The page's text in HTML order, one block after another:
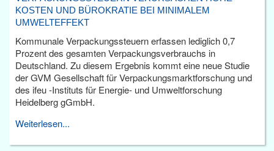
KOSTEN UND BÜROKRATIE BEI MINIMALEM
UMWELTEFFEKT
Kommunale Verpackungssteuern erfassen lediglich 0,7
Prozent des gesamten Verpackungsverbrauchs in
Deutschland. Zu diesem Ergebnis kommt eine neue Studie
der GVM Gesellschaft für Verpackungsmarktforschung und
des ifeu -Instituts für Energie- und Umweltforschung
Heidelberg gGmbH.
Weiterlesen...